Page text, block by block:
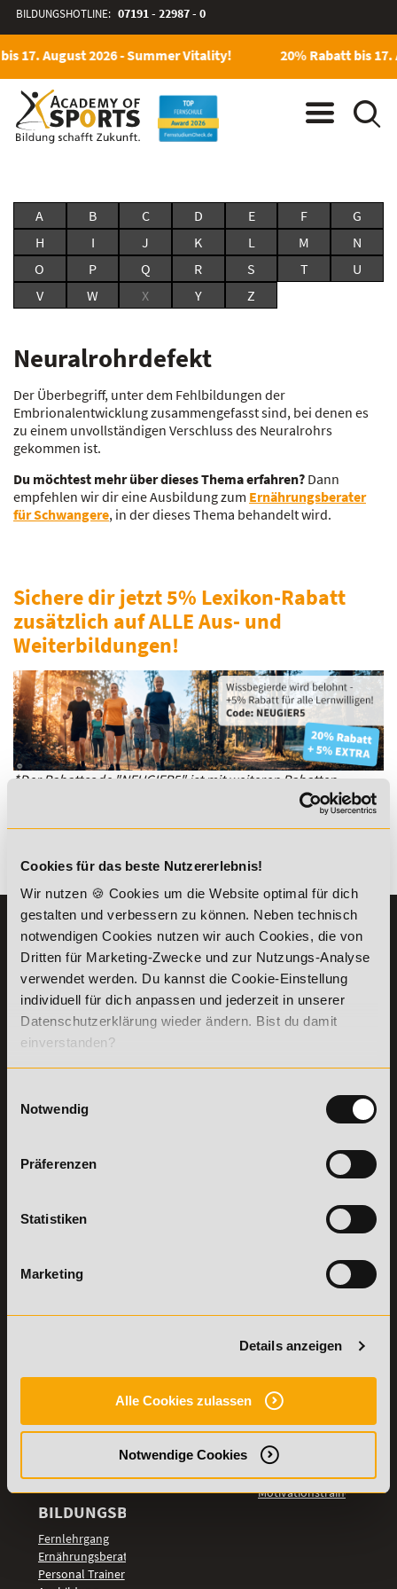
Cookies für das beste Nutzererlebnis!
Wir nutzen 🍪 Cookies um die Website optimal für dich
gestalten und verbessern zu können. Neben technisch
notwendigen Cookies nutzen wir auch Cookies, die von
Dritten für Marketing-Zwecke und zur Nutzungs-Analyse
verwendet werden. Du kannst die Cookie-Einstellung
individuell für dich anpassen und jederzeit in unserer
Datenschutzerklärung wieder ändern. Bist du damit
einverstanden?
Notwendig
Präferenzen
Statistiken
Marketing
Details anzeigen
Alle Cookies zulassen
Notwendige Cookies
BILDUNGSHOTLINE: 07191 - 22987 - 0
17. August 2026 - Summer Vitality! 20% Rabatt bis
A B C D E F
G
H
I J K L M
N
O
P Q R S T
U
V
W X Y Z
Neuralrohrdefekt
Der Überbegriff, unter dem Fehlbildungen der
Embrionalentwicklung zusammengefasst sind, bei denen es
zu einem unvollständigen Verschluss des Neuralrohrs
gekommen ist.
Du möchtest mehr über dieses Thema erfahren? Dann
empfehlen wir dir eine Ausbildung zum Ernährungsberater
für Schwangere, in der dieses Thema behandelt wird.
Sichere dir jetzt 5% Lexikon-Rabatt
zusätzlich auf ALLE Aus- und
Weiterbildungen!
*Der Rabattcode "NEUGIER5" ist mit weiteren Rabatten
Es gibt keine Einträge mit diesem Anfangsbuchstaben.
KONTAKT
07191-22987-0
WhatsApp:
+49 (0) 7191 9513201
Willy-Brandt-Platz 2
Aus dem Ausland:
Montag bis Donnerstag: 8:00 - 19:00 Uhr
widerrufen
INFORMATIONEN
Die Academy
Lehr- und
Lernmethoden
PreisFAIRsprechen
Bring a Friend
der Academy of
Weiterbildungen
LEHRGÄNGE
Fitnesstrainer A-
Fernlehrgang
Ernährungsberater
werden
Mentaltrainer
Motivationstrainer
BILDUNGSBEREICHE
Fernlehrgang
Ernährungsberater
Personal Trainer